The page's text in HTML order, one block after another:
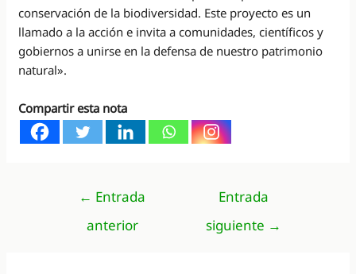
conservación de la biodiversidad. Este proyecto es un
llamado a la acción e invita a comunidades, científicos y
gobiernos a unirse en la defensa de nuestro patrimonio
natural».
Compartir esta nota
Navegación
entradas
← Entrada
anterior
Entrada
siguiente →